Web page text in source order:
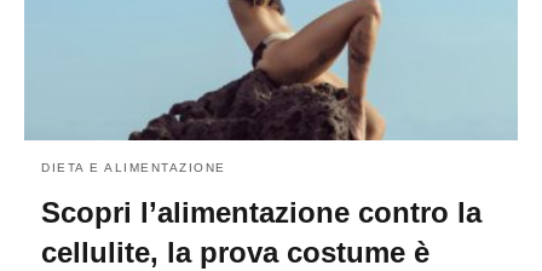
DIETA E ALIMENTAZIONE
Scopri l’alimentazione contro la
cellulite, la prova costume è